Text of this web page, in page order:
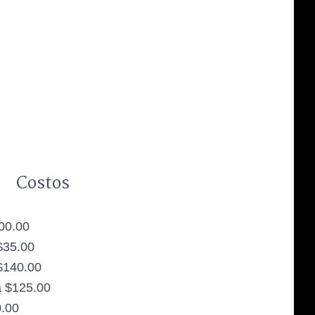
Costos
$125.00